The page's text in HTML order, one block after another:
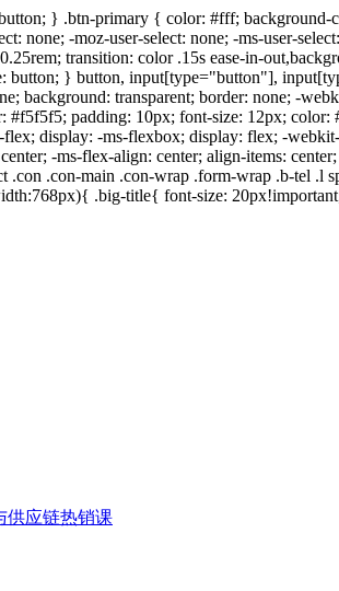
} .btn-primary { color: #fff;
none; -moz-user-select: none; -ms-user-
transition: color .15s ease-in-
button; } button, input[type="button"],
background: transparent; border: none; -
padding: 10px; font-size: 12px;
display: -ms-flexbox; display: flex; -
-ms-flex-align: center; align-items:
.con-main .con-wrap .form-wrap .b-tel
.big-title{ font-size:
供应链热销课